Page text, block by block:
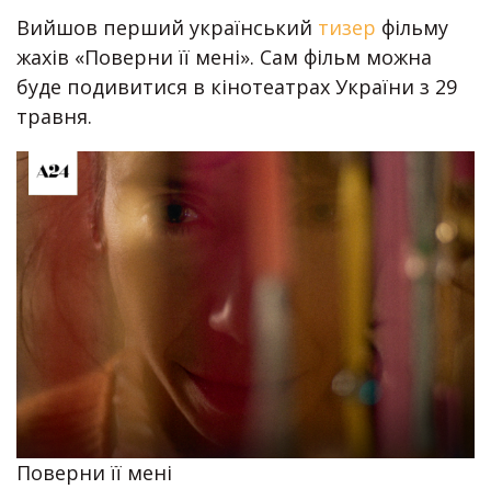
Вийшов перший український тизер фільму
жахів «Поверни її мені». Сам фільм можна
буде подивитися в кінотеатрах України з 29
травня.
Поверни її мені